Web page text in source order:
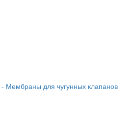
- Мембраны для чугунных клапанов